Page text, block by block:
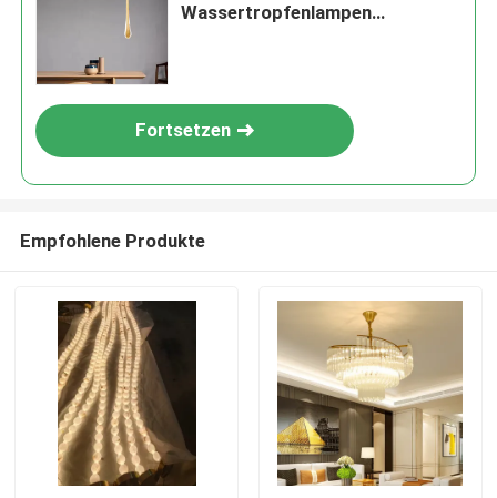
Wassertropfenlampen
Fortsetzen
Empfohlene Produkte